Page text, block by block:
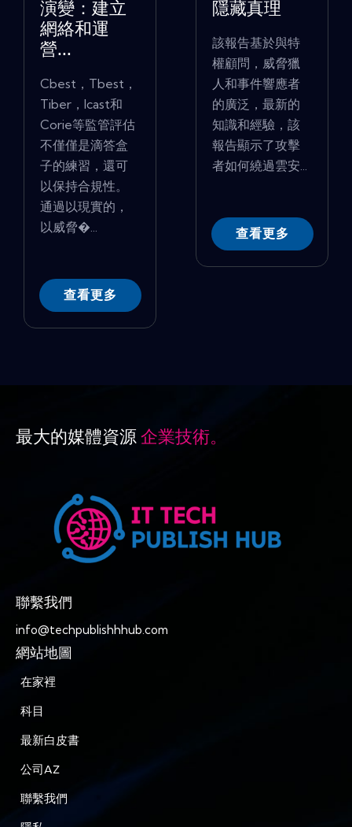
演變：建立
網絡和運
營...
Cbest，Tbest，
Tiber，Icast和
Corie等監管評估
不僅僅是滴答盒
子的練習，還可
以保持合規性。
通過以現實的，
以威脅�...
查看更多
隱藏真理
該報告基於與特
權顧問，威脅獵
人和事件響應者
的廣泛，最新的
知識和經驗，該
報告顯示了攻擊
者如何繞過雲安...
查看更多
最大的媒體資源 企業技術。
聯繫我們
info@techpublishhhub.com
網站地圖
在家裡
科目
最新白皮書
公司AZ
聯繫我們